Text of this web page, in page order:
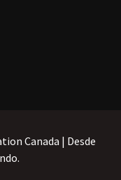
Canada | Desde